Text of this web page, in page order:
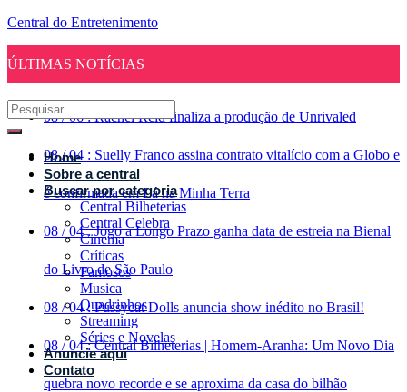
Central do Entretenimento
ÚLTIMAS NOTÍCIAS
08 / 06 : Rachel Reid finaliza a produção de Unrivaled
08 / 04 : Suelly Franco assina contrato vitalício com a Globo e
é confirmada em Lá na Minha Terra
08 / 04 : Jogo a Longo Prazo ganha data de estreia na Bienal
do Livro de São Paulo
08 / 04 : Pussycat Dolls anuncia show inédito no Brasil!
08 / 04 : Central Bilheterias | Homem-Aranha: Um Novo Dia
quebra novo recorde e se aproxima da casa do bilhão
Home
Sobre a central
Buscar por categoria
Central Bilheterias
Central Celebra
Cinema
Críticas
Famosos
Musica
Quadrinhos
Streaming
Séries e Novelas
Anuncie aqui
Contato